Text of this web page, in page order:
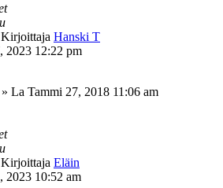
Kirjoittaja Hanski T
2023 12:22 pm
» La Tammi 27, 2018 11:06 am
Kirjoittaja Eläin
2023 10:52 am